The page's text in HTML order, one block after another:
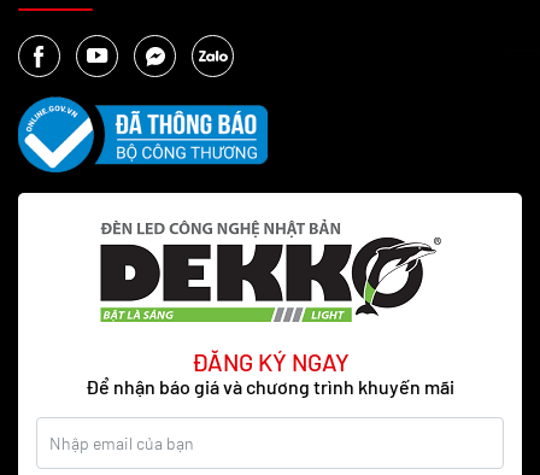
ĐĂNG KÝ NGAY
Để nhận báo giá và chương trình khuyến mãi